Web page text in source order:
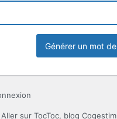
sur TocToc, blog Cogestim